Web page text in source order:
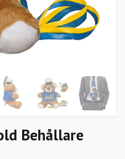
Behållare